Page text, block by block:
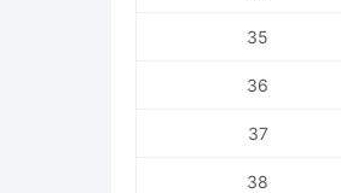
35
36
37
38